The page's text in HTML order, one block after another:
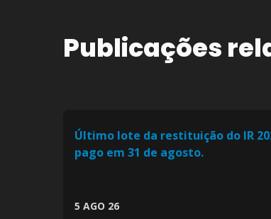
Publicações
Último lote da restituição do IR
pago em 31 de agosto.
5 AGO 26